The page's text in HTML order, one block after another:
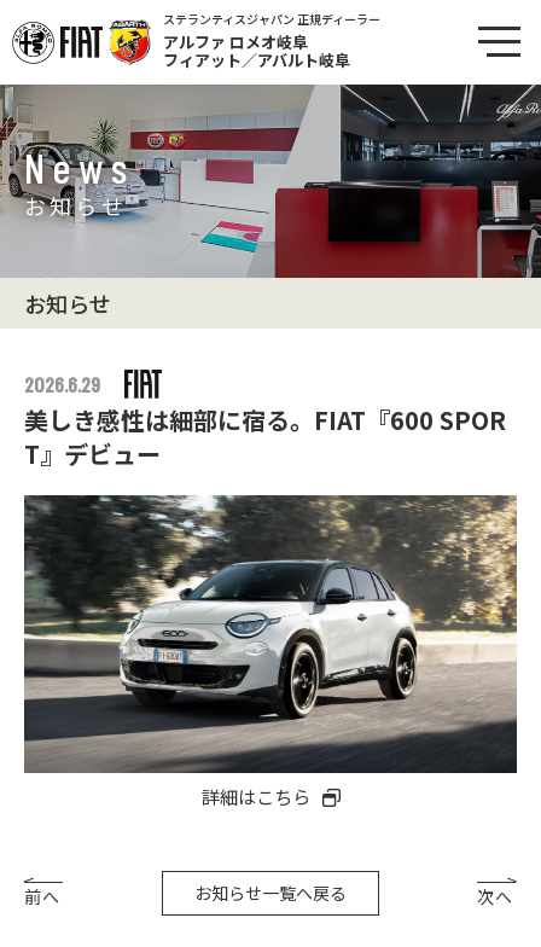
ステランティスジャパン 正規ディーラー
アルファ ロメオ岐阜
フィアット／アバルト岐阜
News
お知らせ
お知らせ
2026.6.29
美しき感性は細部に宿る。FIAT『600 SPOR
T』デビュー
詳細はこちら
前へ お知らせ一覧へ戻る 次へ